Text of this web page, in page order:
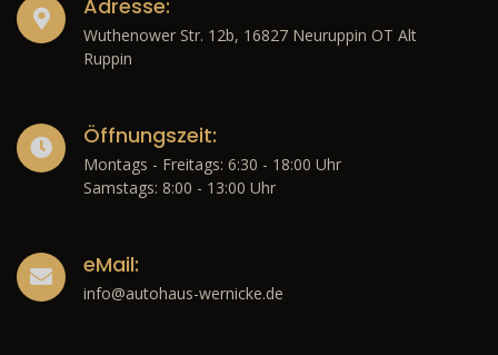
Adresse:
Wuthenower Str. 12b, 16827 Neuruppin OT Alt
Ruppin
Öffnungszeit:
Montags - Freitags: 6:30 - 18:00 Uhr
Samstags: 8:00 - 13:00 Uhr
eMail:
info@autohaus-wernicke.de